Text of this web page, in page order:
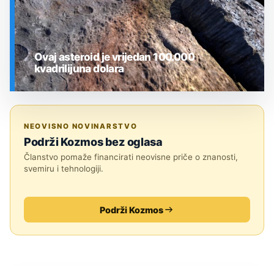
Ovaj asteroid je vrijedan 100.000
kvadrilijuna dolara
NEOVISNO NOVINARSTVO
Podrži Kozmos bez oglasa
Članstvo pomaže financirati neovisne priče o znanosti,
svemiru i tehnologiji.
Podrži Kozmos